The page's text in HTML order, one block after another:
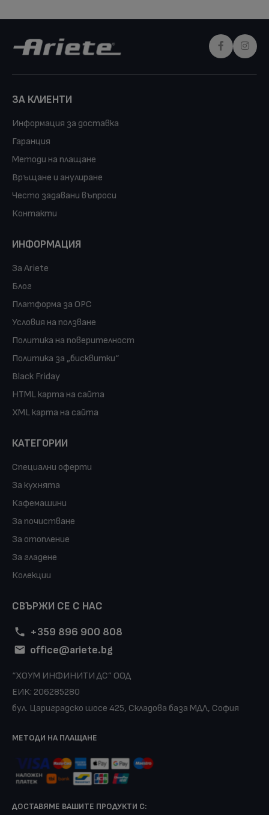
ЗА КЛИЕНТИ
Информация за доставка
Гаранция
Методи на плащане
Връщане и анулиране
Често задавани въпроси
Контакти
ИНФОРМАЦИЯ
За Ariete
Блог
Платформа за ОРС
Условия на ползване
Политика на поверителност
Политика за „бисквитки“
Black Friday
HTML карта на сайта
XML карта на сайта
КАТЕГОРИИ
Специални оферти
За кухнята
Кафемашини
За почистване
За отопление
За гладене
Колекции
СВЪРЖИ СЕ С НАС
+359 896 900 808
office@ariete.bg
“ХОУМ ИНФИНИТИ ДС” ООД
ЕИК: 206285280
бул. Цариградско шосе 425, Складова база МДЛ, София
МЕТОДИ НА ПЛАЩАНЕ
ДОСТАВЯМЕ ВАШИТЕ ПРОДУКТИ С: